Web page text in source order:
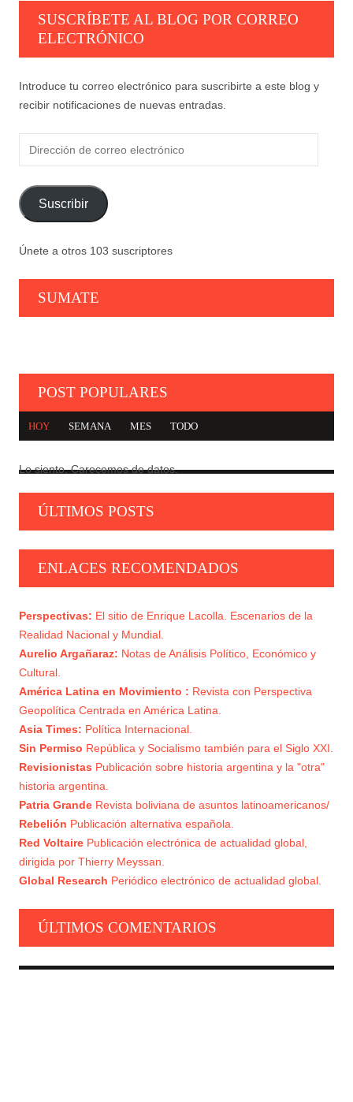
SUSCRÍBETE AL BLOG POR CORREO
ELECTRÓNICO
Introduce tu correo electrónico para suscribirte a este blog y
recibir notificaciones de nuevas entradas.
electrónico
Suscribir
Únete a otros 103 suscriptores
SUMATE
POST POPULARES
HOY SEMANA MES TODO
Lo siento. Carecemos de datos.
CARTA DE TROTSKY A LAS IZQUIERDAS SEUDO
TROTSKISTAS
2
NI HISPANISMO, NI INDIGENISMO
3
ÚLTIMOS POSTS
ENLACES RECOMENDADOS
Perspectivas: El sitio de Enrique Lacolla. Escenarios de la
Realidad Nacional y Mundial.
Aurelio Argañaraz: Notas de Análisis Político, Económico y
Cultural.
América Latina en Movimiento : Revista con Perspectiva
Geopolítica Centrada en América Latina.
Asia Times: Política Internacional.
Sin Permiso República y Socialismo también para el Siglo XXI.
Revisionistas Publicación sobre historia argentina y la "otra"
historia argentina.
Patria Grande Revista boliviana de asuntos latinoamericanos/
Rebelión Publicación alternativa española.
Red Voltaire Publicación electrónica de actualidad global,
dirigida por Thierry Meyssan.
Global Research Periódico electrónico de actualidad global.
ÚLTIMOS COMENTARIOS